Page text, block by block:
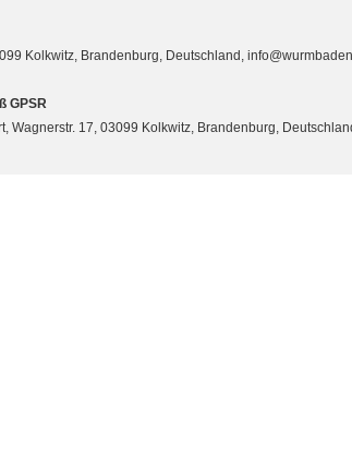
Kolkwitz, Brandenburg, Deutschland,
GPSR
Wagnerstr. 17, 03099 Kolkwitz, Brandenburg,